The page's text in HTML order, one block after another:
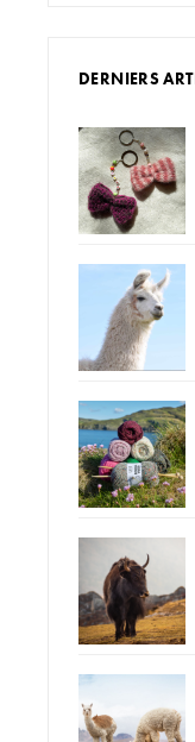
DERNIERS